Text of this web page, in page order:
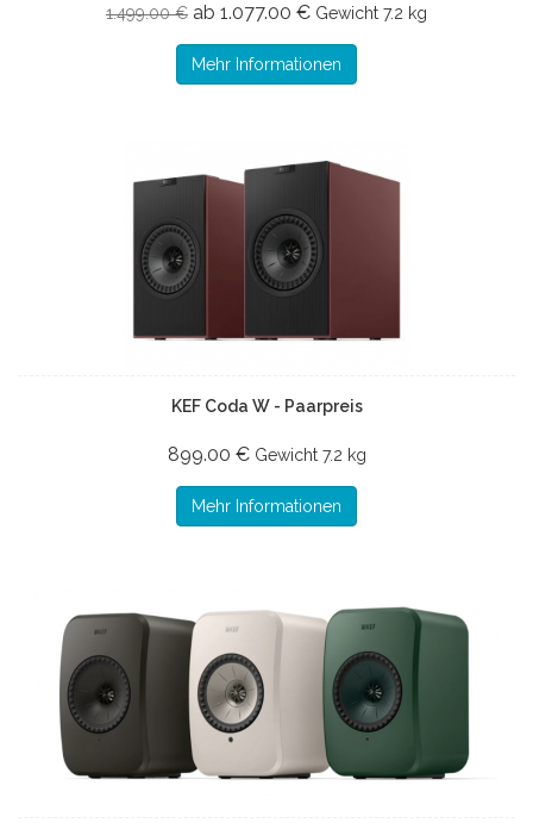
1.499.00 € ab 1.077.00 € Gewicht 7.2 kg
Mehr Informationen
KEF Coda W - Paarpreis
899.00 € Gewicht 7.2 kg
Mehr Informationen